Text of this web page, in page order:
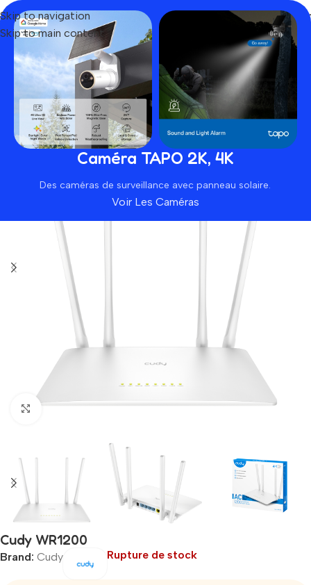
Skip to navigation
Skip to main content
Caméra TAPO 2K, 4K
Des caméras de surveillance avec panneau solaire.
Voir Les Caméras
Home Produit Cudy WR1200
SOLD OUT
HOT
Click to enlarge
Cudy WR1200
Brand: Cudy Rupture de stock